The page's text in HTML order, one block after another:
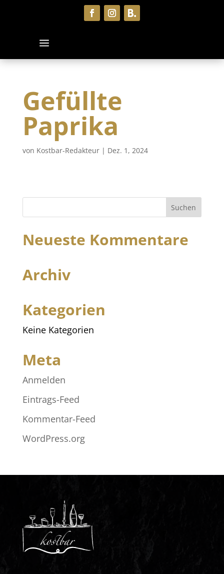
Gefüllte
Paprika
von Kostbar-Redakteur| Dez. 1, 2024
Neueste Kommentare
Archiv
Kategorien
Keine Kategorien
Meta
Anmelden
Eintrags-Feed
Kommentar-Feed
WordPress.org